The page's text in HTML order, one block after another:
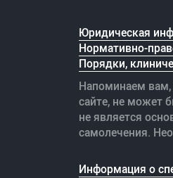
Юридическая
Нормативно-
Порядки,
Напоминаем вам,
сайте, не может
не является
самолечения.
Информация о